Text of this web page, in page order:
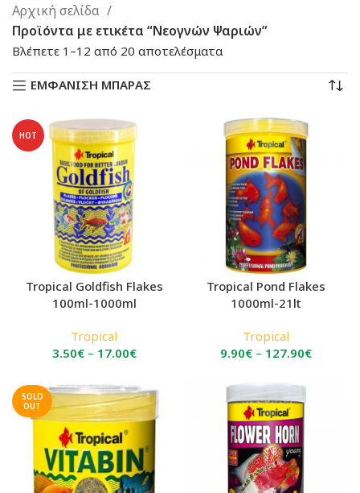
Αρχική σελίδα
Προϊόντα με ετικέτα “Νεογνών Ψαριών”
Βλέπετε 1–12 από 20 αποτελέσματα
by
ΕΜΦΑΝΙΣΗ ΜΠΑΡΑΣ
HOT
Tropical Goldfish Flakes
100ml-1000ml
Tropical
3.50€ – 17.00€Price
3.50€
through
17.00€
Tropical Pond Flakes
1000ml-21lt
Tropical
9.90€ – 127.90€Price
SOLD
OUT